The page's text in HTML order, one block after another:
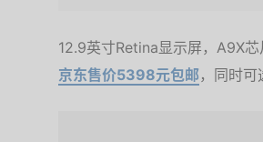
12.9英寸Retina显示屏，A9X
京东售价5398元包邮 ，同时可